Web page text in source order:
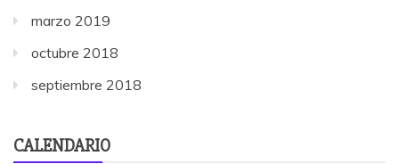
marzo 2019
octubre 2018
septiembre 2018
CALENDARIO